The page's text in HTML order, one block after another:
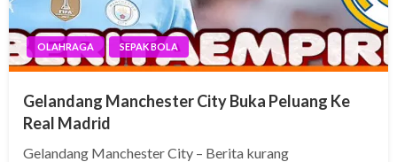
OLAHRAGA SEPAK BOLA
Gelandang Manchester City Buka Peluang Ke
Real Madrid
Gelandang Manchester City – Berita kurang